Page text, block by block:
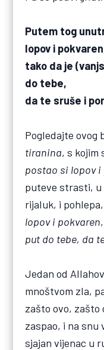
Putem tog
lopov i
tako da je
do tebe,
da te sruše i
Pogledajte ovog
tiranina, s kojim
postao si lopov i
puteve strasti, u
rijaluk, i
lopov i pokvaren,
put do tebe, da
Jedan od
mnoštvom zla,
zašto ovo, zašto
zaspao, i na snu
sjajan vijenac u